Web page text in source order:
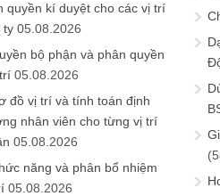
quyền kí duyệt cho các vị trí
ty 05.08.2026
bộ phận và phân quyền
05.08.2026
đồ vị trí và tính toán định
nhân viên cho từng vị trí
05.08.2026
năng và phân bổ nhiệm
05.08.2026